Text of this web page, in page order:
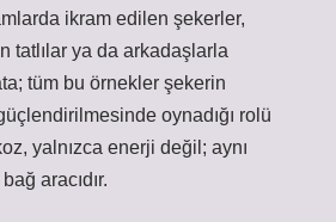
ikram edilen şekerler,
tatlılar ya da arkadaşlarla
tüm bu örnekler şekerin
oynadığı rolü
yalnızca enerji değil; aynı
aracıdır.